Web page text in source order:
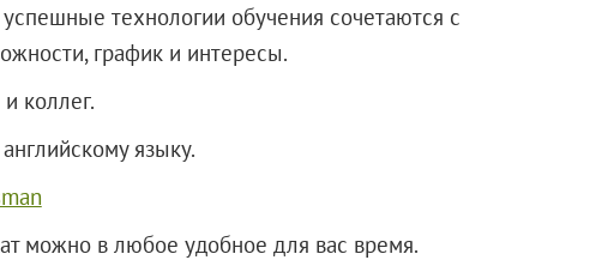
технологии обучения сочетаются с
график и интересы.
коллег.
языку.
можно в любое удобное для вас время.